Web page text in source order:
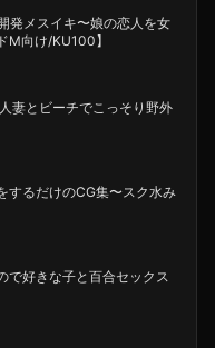
発メスイキ〜娘の恋人を女
M向け/KU100】
妻とビーチでこっそり野外
するだけのCG集〜スク水み
で好きな子と百合セックス